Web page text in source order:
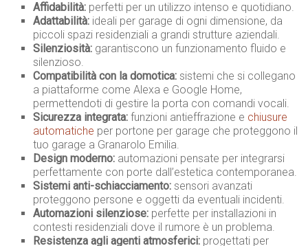
Affidabilità: perfetti per un utilizzo intenso e quotidiano.
Adattabilità: ideali per garage di ogni dimensione, da
piccoli spazi residenziali a grandi strutture aziendali.
Silenziosità: garantiscono un funzionamento fluido e
silenzioso.
Compatibilità con la domotica: sistemi che si collegano
a piattaforme come Alexa e Google Home,
permettendoti di gestire la porta con comandi vocali.
Sicurezza integrata: funzioni antieffrazione e chiusure
automatiche per portone per garage che proteggono il
tuo garage a Granarolo Emilia.
Design moderno: automazioni pensate per integrarsi
perfettamente con porte dall’estetica contemporanea.
Sistemi anti-schiacciamento: sensori avanzati
proteggono persone e oggetti da eventuali incidenti.
Automazioni silenziose: perfette per installazioni in
contesti residenziali dove il rumore è un problema.
Resistenza agli agenti atmosferici: progettati per